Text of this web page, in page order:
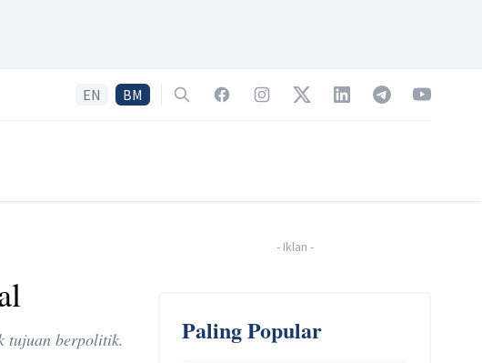
EN BM SearchFacebookInstagramTwitterLinkedInTelegramYouTube
tujuan berpolitik.
- Iklan -
Paling Popular